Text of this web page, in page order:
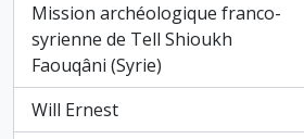
Mission archéologique franco-
syrienne de Tell Shioukh
Faouqâni (Syrie)
, 1 résultats
Will Ernest
, 1 résultats